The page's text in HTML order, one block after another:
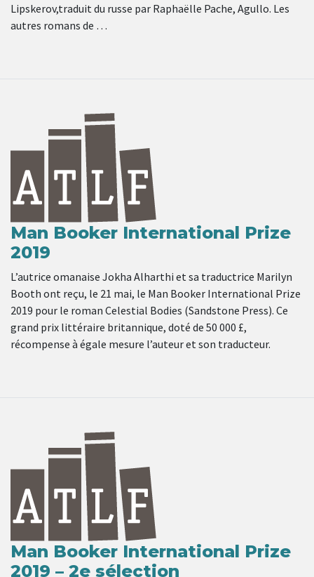
Lipskerov,traduit du russe par Raphaëlle Pache, Agullo. Les
autres romans de …
Man Booker International Prize
2019
L’autrice omanaise Jokha Alharthi et sa traductrice Marilyn
Booth ont reçu, le 21 mai, le Man Booker International Prize
2019 pour le roman Celestial Bodies (Sandstone Press). Ce
grand prix littéraire britannique, doté de 50 000 £,
récompense à égale mesure l’auteur et son traducteur.
Man Booker International Prize
2019 – 2e sélection